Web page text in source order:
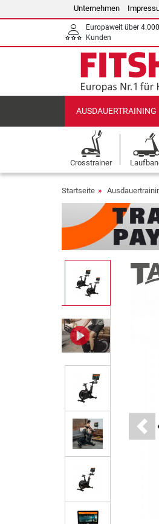
Unternehmen
Europaweit über
Kunden
AUSDAUERTRAINING
Crosstrainer
Startseite